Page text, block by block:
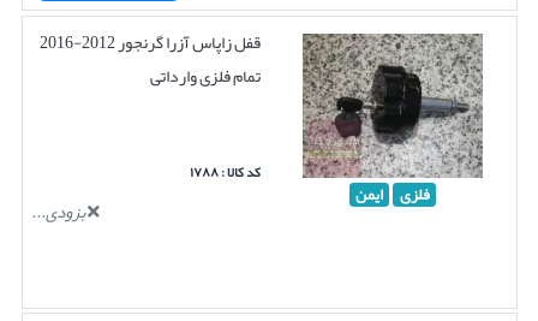
فلزی ایمن
قفل زاپاس آزرا گرنجور 2012-2016
تمام فلزی وارداتی
کد کالا : ۱۷۸۸
بزودی...